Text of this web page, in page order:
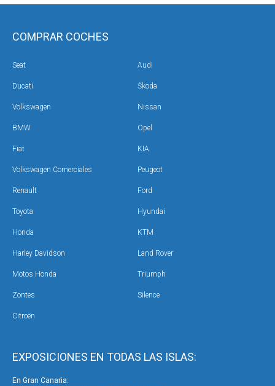
EXPOSICIONES EN TODAS LAS ISLAS:
En Gran Canaria:
COMPRAR COCHES
Seat Audi
Ducati Škoda
Volkswagen Nissan
BMW Opel
Fiat KIA
Volkswagen Comerciales Peugeot
Renault Ford
Toyota Hyundai
Honda KTM
Harley Davidson Land Rover
Motos Honda Triumph
Zontes Silence
Citroën